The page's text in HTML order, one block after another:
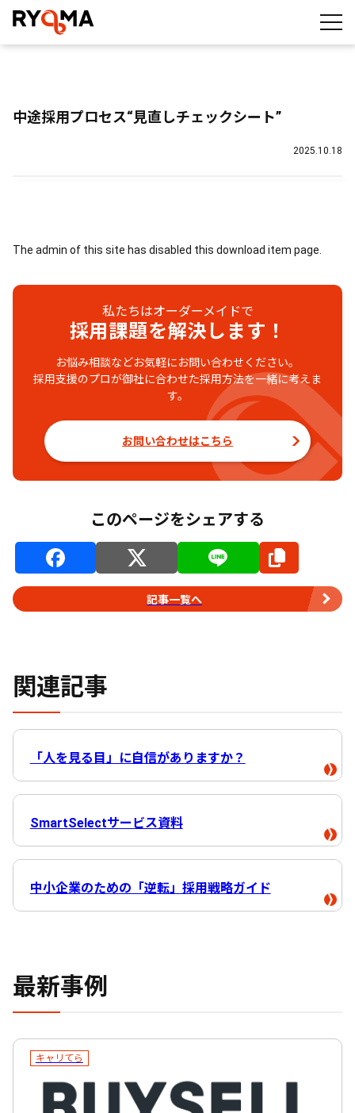
株式会社RYOMA
中途採用プロセス“見直しチェックシート”
2025.10.18
The admin of this site has disabled this download item page.
私たちはオーダーメイドで
採用課題を解決します！
お悩み相談などお気軽にお問い合わせください。
採用支援のプロが御社に合わせた採用方法を一緒に考えま
す。
お問い合わせはこちら
このページをシェアする
記事一覧へ
関連記事
「人を見る目」に自信がありますか？
SmartSelectサービス資料
中小企業のための「逆転」採用戦略ガイド
最新事例
キャリてら